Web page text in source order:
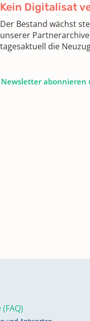
Kein Digitalisat
Der Bestand wächst
unserer
tagesaktuell die
Newsletter abonnieren